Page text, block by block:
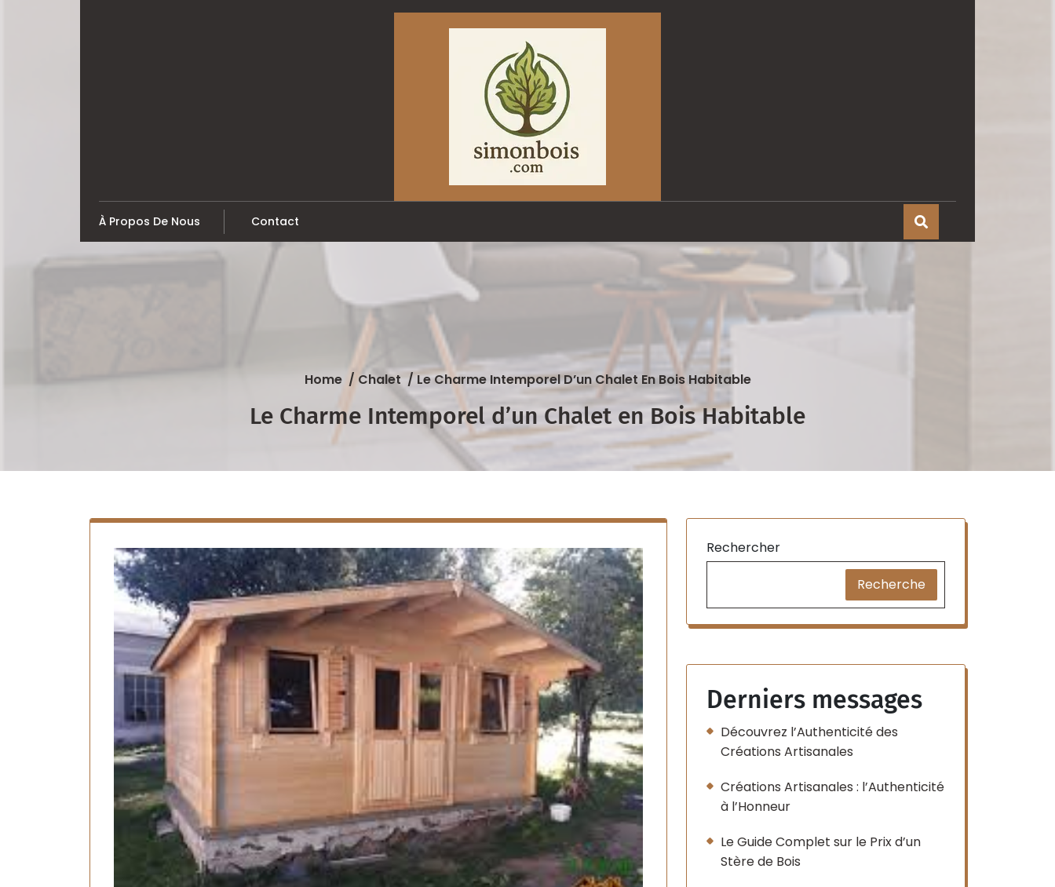
À Propos De Nous Contact
Home/ Chalet/Le Charme Intemporel D’un Chalet En Bois Habitable
Le Charme Intemporel d’un Chalet en Bois Habitable
Rechercher
Recherche
Derniers messages
Découvrez l’Authenticité des
Créations Artisanales
Créations Artisanales : l’Authenticité
à l’Honneur
Le Guide Complet sur le Prix d’un
Stère de Bois